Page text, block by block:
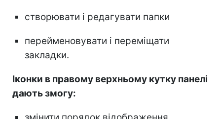
створювати і редагувати папки
перейменовувати і переміщати
закладки.
Іконки в правому верхньому кутку панелі
дають змогу: